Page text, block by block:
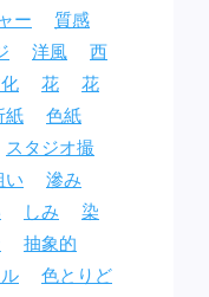
ー
質感
洋風
西
花
花
紙
色紙
スタジオ撮
い
滲み
しみ
染
抽象的
色とりど